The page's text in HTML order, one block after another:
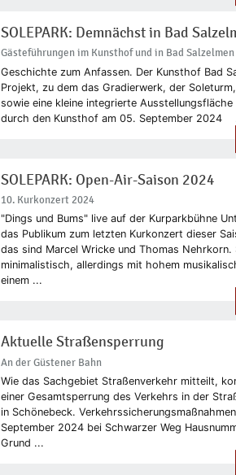
SOLEPARK: Demnächst in Bad
Gästeführungen im Kunsthof und in Bad Salzelmen
Geschichte zum Anfassen. Der Kunsthof Bad
Projekt, zu dem das Gradierwerk, der
sowie eine kleine integrierte
durch den Kunsthof am 05. September 2024
SOLEPARK: Open-Air-Saison 2024
10. Kurkonzert 2024
"Dings und Bums" live auf der Kurparkbühne
das Publikum zum letzten Kurkonzert dieser
das sind Marcel Wricke und Thomas Nehrkorn.
minimalistisch, allerdings mit hohem
einem ...
Aktuelle Straßensperrung
An der Güstener Bahn
Wie das Sachgebiet Straßenverkehr mitteilt,
einer Gesamtsperrung des Verkehrs in der
in Schönebeck.
September 2024 bei Schwarzer Weg
Grund ...